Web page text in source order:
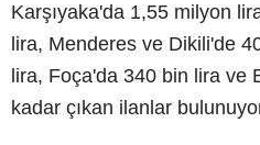
Karşıyaka'da 1,55 milyon
lira, Menderes ve Dikili'de
lira, Foça'da 340 bin lira ve
kadar çıkan ilanlar